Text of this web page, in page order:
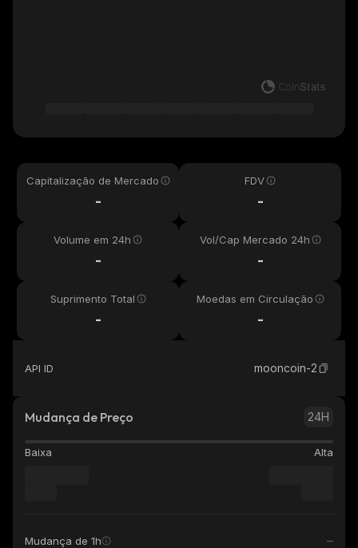
Capitalização de Mercado
-
FDV
-
Volume em 24h
-
Vol/Cap Mercado 24h
-
Suprimento Total
-
Moedas em Circulação
-
API ID mooncoin-2
Mudança de Preço 24H
Baixa Alta
Mudança de 1h